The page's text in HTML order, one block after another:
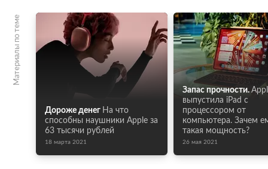
Материалы по теме
Дороже денег На что
способны наушники Apple за
63 тысячи рублей
18 марта 2021
Запас прочности.
выпустила iPad с
процессором от
компьютера. Зачем
такая мощность?
26 мая 2021